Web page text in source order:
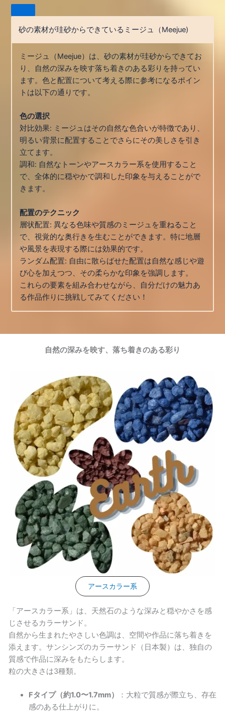
砂の素材が珪砂からできているミージュ（Meejue)
ミージュ（Meejue）は、砂の素材が珪砂からできてお
り、自然の深みを映す落ち着きのある彩りを持ってい
ます。色と配置について考える際に参考になるポイン
トは以下の通りです。
色の選択
対比効果: ミージュはその自然な色合いが特徴であり、
明るい背景に配置することでさらにその美しさを引き
立てます。
調和: 自然なトーンやアースカラー系を使用すること
で、全体的に穏やかで調和した印象を与えることがで
きます。
配置のテクニック
層状配置: 異なる色味や質感のミージュを重ねること
で、視覚的な奥行きを生むことができます。特に地層
や風景を表現する際には効果的です。
ランダム配置: 自由に散らばせた配置は自然な感じや遊
び心を加えつつ、その柔らかな印象を強調します。
これらの要素を組み合わせながら、自分だけの魅力あ
る作品作りに挑戦してみてください！
自然の深みを映す、落ち着きのある彩り
アースカラー系
「アースカラー系」は、天然石のような深みと穏やかさを感
じさせるカラーサンド。
自然から生まれたやさしい色調は、空間や作品に落ち着きを
添えます。サンシンズのカラーサンド（日本製）は、独自の
質感で作品に深みをもたらします。
粒の大きさは3種類。
Fタイプ（約1.0〜1.7mm）
：大粒で質感が際立ち、存在
感のある仕上がりに。